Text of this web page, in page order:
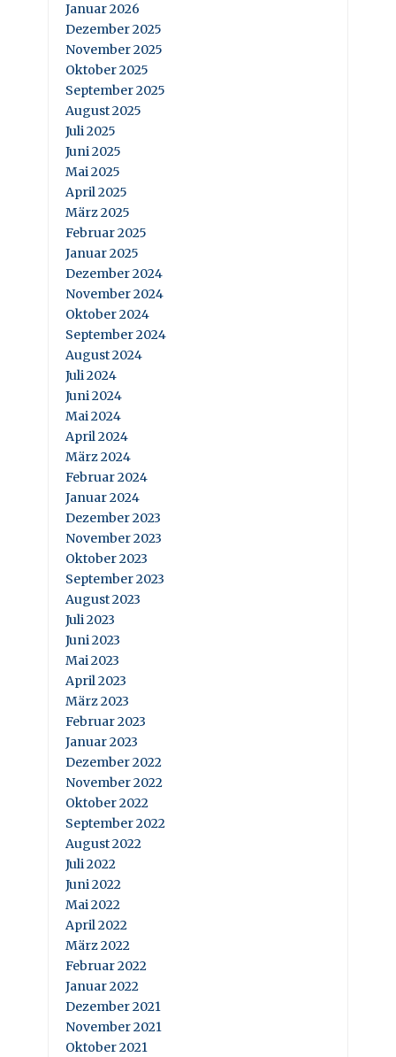
Januar 2026
Dezember 2025
November 2025
Oktober 2025
September 2025
August 2025
Juli 2025
Juni 2025
Mai 2025
April 2025
März 2025
Februar 2025
Januar 2025
Dezember 2024
November 2024
Oktober 2024
September 2024
August 2024
Juli 2024
Juni 2024
Mai 2024
April 2024
März 2024
Februar 2024
Januar 2024
Dezember 2023
November 2023
Oktober 2023
September 2023
August 2023
Juli 2023
Juni 2023
Mai 2023
April 2023
März 2023
Februar 2023
Januar 2023
Dezember 2022
November 2022
Oktober 2022
September 2022
August 2022
Juli 2022
Juni 2022
Mai 2022
April 2022
März 2022
Februar 2022
Januar 2022
Dezember 2021
November 2021
Oktober 2021